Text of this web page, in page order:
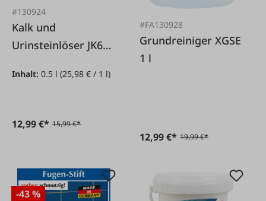
#130924
Kalk und
Urinsteinlöser JK650
Inhalt: 0.5 l (25,98 € / 1 l)
12,99 €* 15,99 €*
#FA130928
Grundreiniger XGSE
1 l
12,99 €* 19,99 €*
-43 %